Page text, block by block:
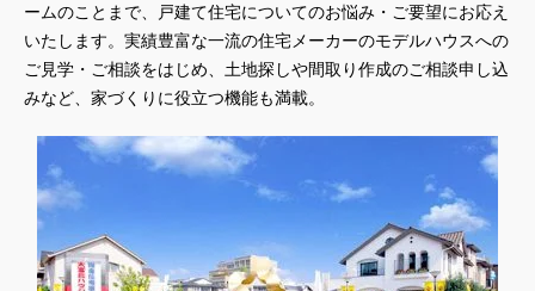
ームのことまで、戸建て住宅についてのお悩み・ご要望にお応え
いたします。実績豊富な一流の住宅メーカーのモデルハウスへの
ご見学・ご相談をはじめ、土地探しや間取り作成のご相談申し込
みなど、家づくりに役立つ機能も満載。